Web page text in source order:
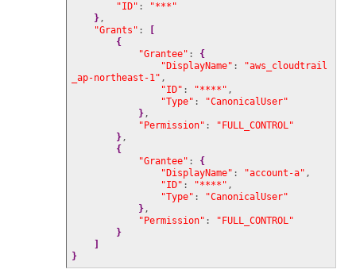
"ID" :
"***"
},
"Grants" :
[
{
"Grantee" : {
"DisplayName" :
"aws_cloudtrail
_ap-northeast-1" ,
"ID" : "****" ,
"Type" :
"CanonicalUser"
},
"Permission" :
"FULL_CONTROL"
},
{
"Grantee" : {
"DisplayName" : "account-a" ,
"ID" : "****" ,
"Type" :
"CanonicalUser"
},
"Permission" :
"FULL_CONTROL"
}
]
}